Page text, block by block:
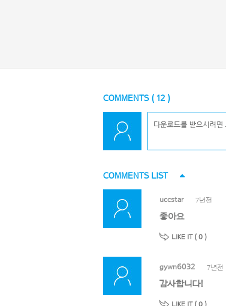
COMMENTS ( 12 )
COMMENTS LIST
uccstar 7년전
좋아요
LIKE IT ( 0 )
gywn6032 7년전
감사합니다!
LIKE IT ( 0 )